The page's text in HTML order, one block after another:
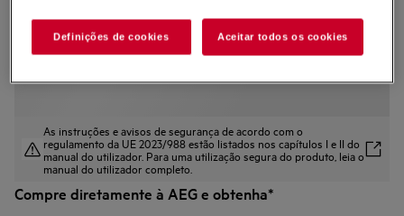
As instruções e avisos de segurança de acordo com o
regulamento da UE 2023/988 estão listados nos capítulos I e II do
manual do utilizador. Para uma utilização segura do produto, leia o
manual do utilizador completo.
Compre diretamente à AEG e obtenha*
Definições de cookies Aceitar todos os cookies